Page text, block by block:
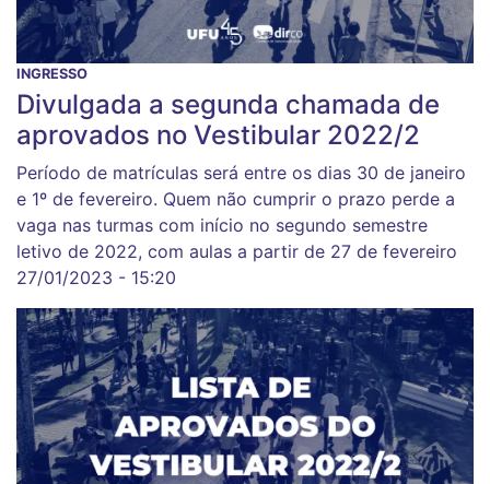
INGRESSO
Divulgada a segunda chamada de
aprovados no Vestibular 2022/2
Período de matrículas será entre os dias 30 de janeiro
e 1º de fevereiro. Quem não cumprir o prazo perde a
vaga nas turmas com início no segundo semestre
letivo de 2022, com aulas a partir de 27 de fevereiro
27/01/2023 - 15:20